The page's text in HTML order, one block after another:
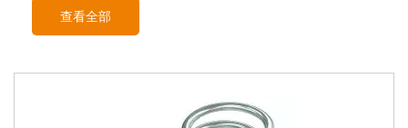
查看全部